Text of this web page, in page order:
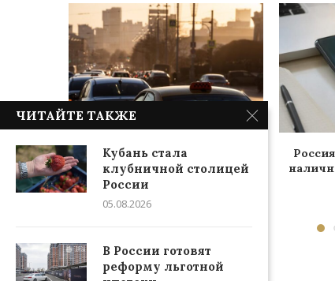
Российские водители потеряли
интерес к отечественным авто
07.08.2026
ЧИТАЙТЕ ТАКЖЕ
Кубань стала
клубничной столицей
России
05.08.2026
В России готовят
реформу льготной